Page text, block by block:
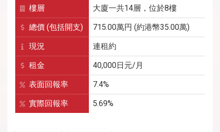
樓層 大廈一共14層，位於8樓
總價 (包括開支) 715.00萬円 (約港幣35.00萬)
現況 連租約
租金 40,000日元/月
表面回報率 7.4%
實際回報率 5.69%